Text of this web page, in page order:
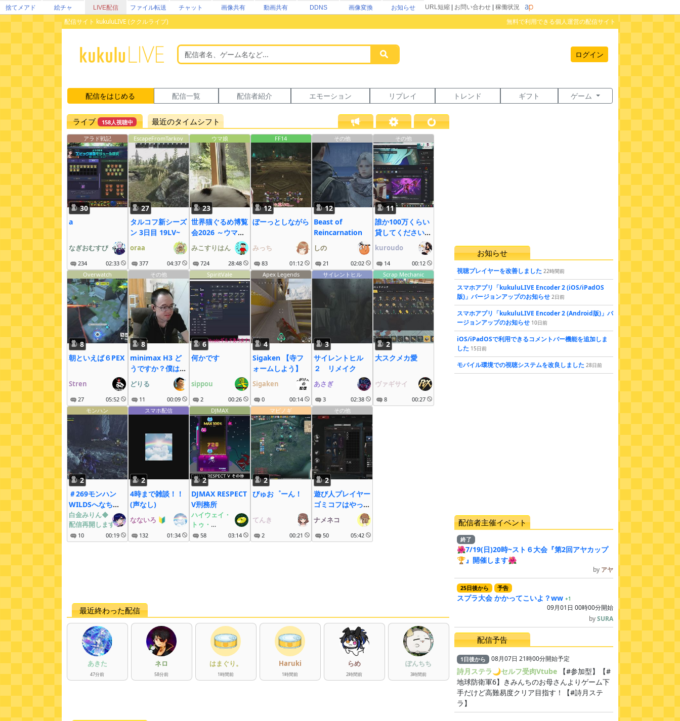
捨てメアド 絵チャ LIVE配信 ファイル転送 チャット 画像共有 動画共有 DDNS 画像変換 お知らせ URL短縮 お問い合わせ 稼働状況
配信サイト kukuluLIVE (ククルライブ) 無料で利用できる個人運営の配信サイト
ログイン
配信をはじめる 配信一覧 配信者紹介 エモーション リプレイ トレンド ギフト ゲーム
ライブ 158人視聴中 最近のタイムシフト
アラド戦記
30
a
なぎおむすび
234 02:33
EscapeFromTarkov
27
タルコフ新シーズ
ン 3日目 19LV~
oraa
377 04:37
ウマ娘
23
世界猫ぐるめ博覧
会2026 ～ウマ娘
も大疾走にゃ～
みこすりはん
724 28:48
FF14
12
ぼーっとしながら
みっち
83 01:12
その他
12
Beast of
Reincarnation
しの
21 02:02
その他
11
誰か100万くらい
貸してください、
FXしながら生活
するにはそれくら
い必要です
kuroudo
14
00:12
Overwatch
8
朝といえば６PEX
Stren
27 05:52
その他
8
minimax H3 ど
うですか？僕は使
いこなせません
どりる
11 00:09
SpiritVale
6
何かです
sippou
2 00:26
Apex Legends
4
Sigaken 【寺フ
ォームしよう】
Sigaken
0 00:14
サイレントヒル
3
サイレントヒル
２ リメイク
あさぎ
3 02:38
Scrap Mechanic
2
大スクメカ愛
ヴァギサイ
8
00:27
モンハン
2
＃269モンハン
WILDSへなちょ
こ配信
白金みりん◆
配信再開します
10 00:19
スマホ配信
2
4時まで雑談！！
(声なし)
なないろ 🔰
132 01:34
DJMAX
2
DJMAX RESPECT
V刑務所
ハイウェイ・
トゥ・
ヘルのDISC
58 03:14
マビノギ
2
びゅお゜ーん！
てんき
2 00:21
その他
2
遊び人プレイヤー
ゴミコフはやっぱ
ゴミゲー
ナメネコ
50 05:42
最近終わった配信
あきた
47分前
ネロ
58分前
はまぐり。
1時間前
Haruki
1時間前
らめ
2時間前
ぽんちち
3時間前
お知らせ
視聴プレイヤーを改善しました 22時間前
スマホアプリ「kukuluLIVE Encoder 2 (iOS/iPadOS
版)」バージョンアップのお知らせ 2日前
スマホアプリ「kukuluLIVE Encoder 2 (Android版)」バ
ージョンアップのお知らせ 10日前
iOS/iPadOSで利用できるコメントバー機能を追加しま
した 15日前
モバイル環境での視聴システムを改良しました 28日前
配信者主催イベント
終了
🌺7/19(日)20時~スト６大会『第2回アヤカップ
🏆』開催します🌺
by アヤ
25日後から 予告
スプラ大会 かかってこいよ？ww +1
09月01日 00時00分開始
bySURA
配信予告
1 日後から 08月07日 21時00分開始予定
詩月ステラ🌙セルフ受肉Vtube 【#参加型】【#
地球防衛軍6】きみんちのお母さんよりゲーム下
手だけど高難易度クリア目指す！【#詩月ステ
ラ】